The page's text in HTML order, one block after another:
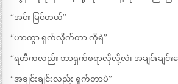
“အင်း မြင်တယ်”
“ဟာကွာ ရှက်လိုက်တာ ကိုရဲ”
“ရတီကလည်း ဘာရှက်စရာလိုလို့လဲ၊ အချင်းချင်းတွ
“အချင်းချင်းလည်း ရှက်တာပဲ”